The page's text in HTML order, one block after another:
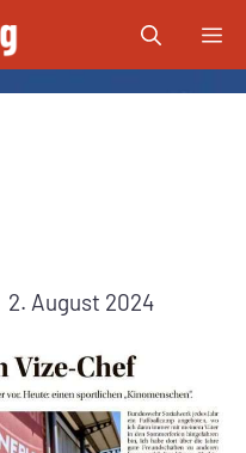
2. August 2024